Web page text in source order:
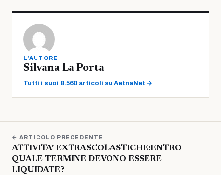
L'AUTORE
Silvana La Porta
Tutti i suoi 8.560 articoli su AetnaNet →
← ARTICOLO PRECEDENTE
ATTIVITA’ EXTRASCOLASTICHE:ENTRO
QUALE TERMINE DEVONO ESSERE
LIQUIDATE?